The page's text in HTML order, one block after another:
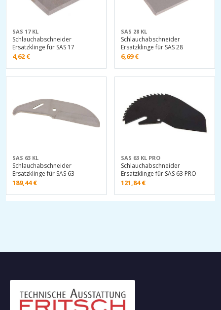
SAS 17 KL
Schlauchabschneider
Ersatzklinge für SAS 17
4,62€
SAS 28 KL
Schlauchabschneider
Ersatzklinge für SAS 28
6,69€
SAS 63 KL
Schlauchabschneider
Ersatzklinge für SAS 63
189,44€
SAS 63 KL PRO
Schlauchabschneider
Ersatzklinge für SAS 63 PRO
121,84€